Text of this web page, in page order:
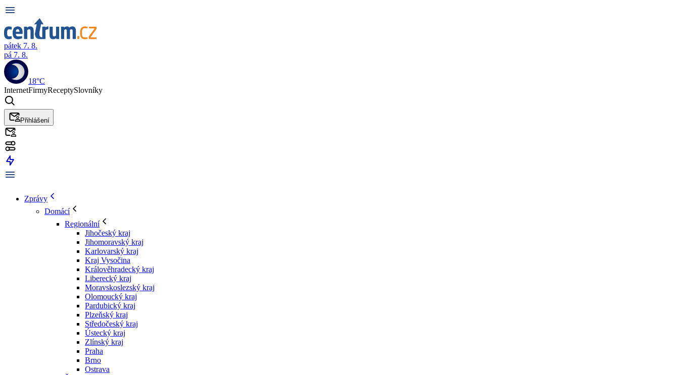
pátek 7. 8.
pá 7. 8.
18°C
InternetFirmyReceptySlovníky
Přihlášení
Zprávy
Domácí
Regionální
Jihočeský kraj
Jihomoravský kraj
Karlovarský kraj
Kraj Vysočina
Králověhradecký kraj
Liberecký kraj
Moravskoslezský kraj
Olomoucký kraj
Pardubický kraj
Plzeňský kraj
Středočeský kraj
Ústecký kraj
Zlínský kraj
Praha
Brno
Ostrava